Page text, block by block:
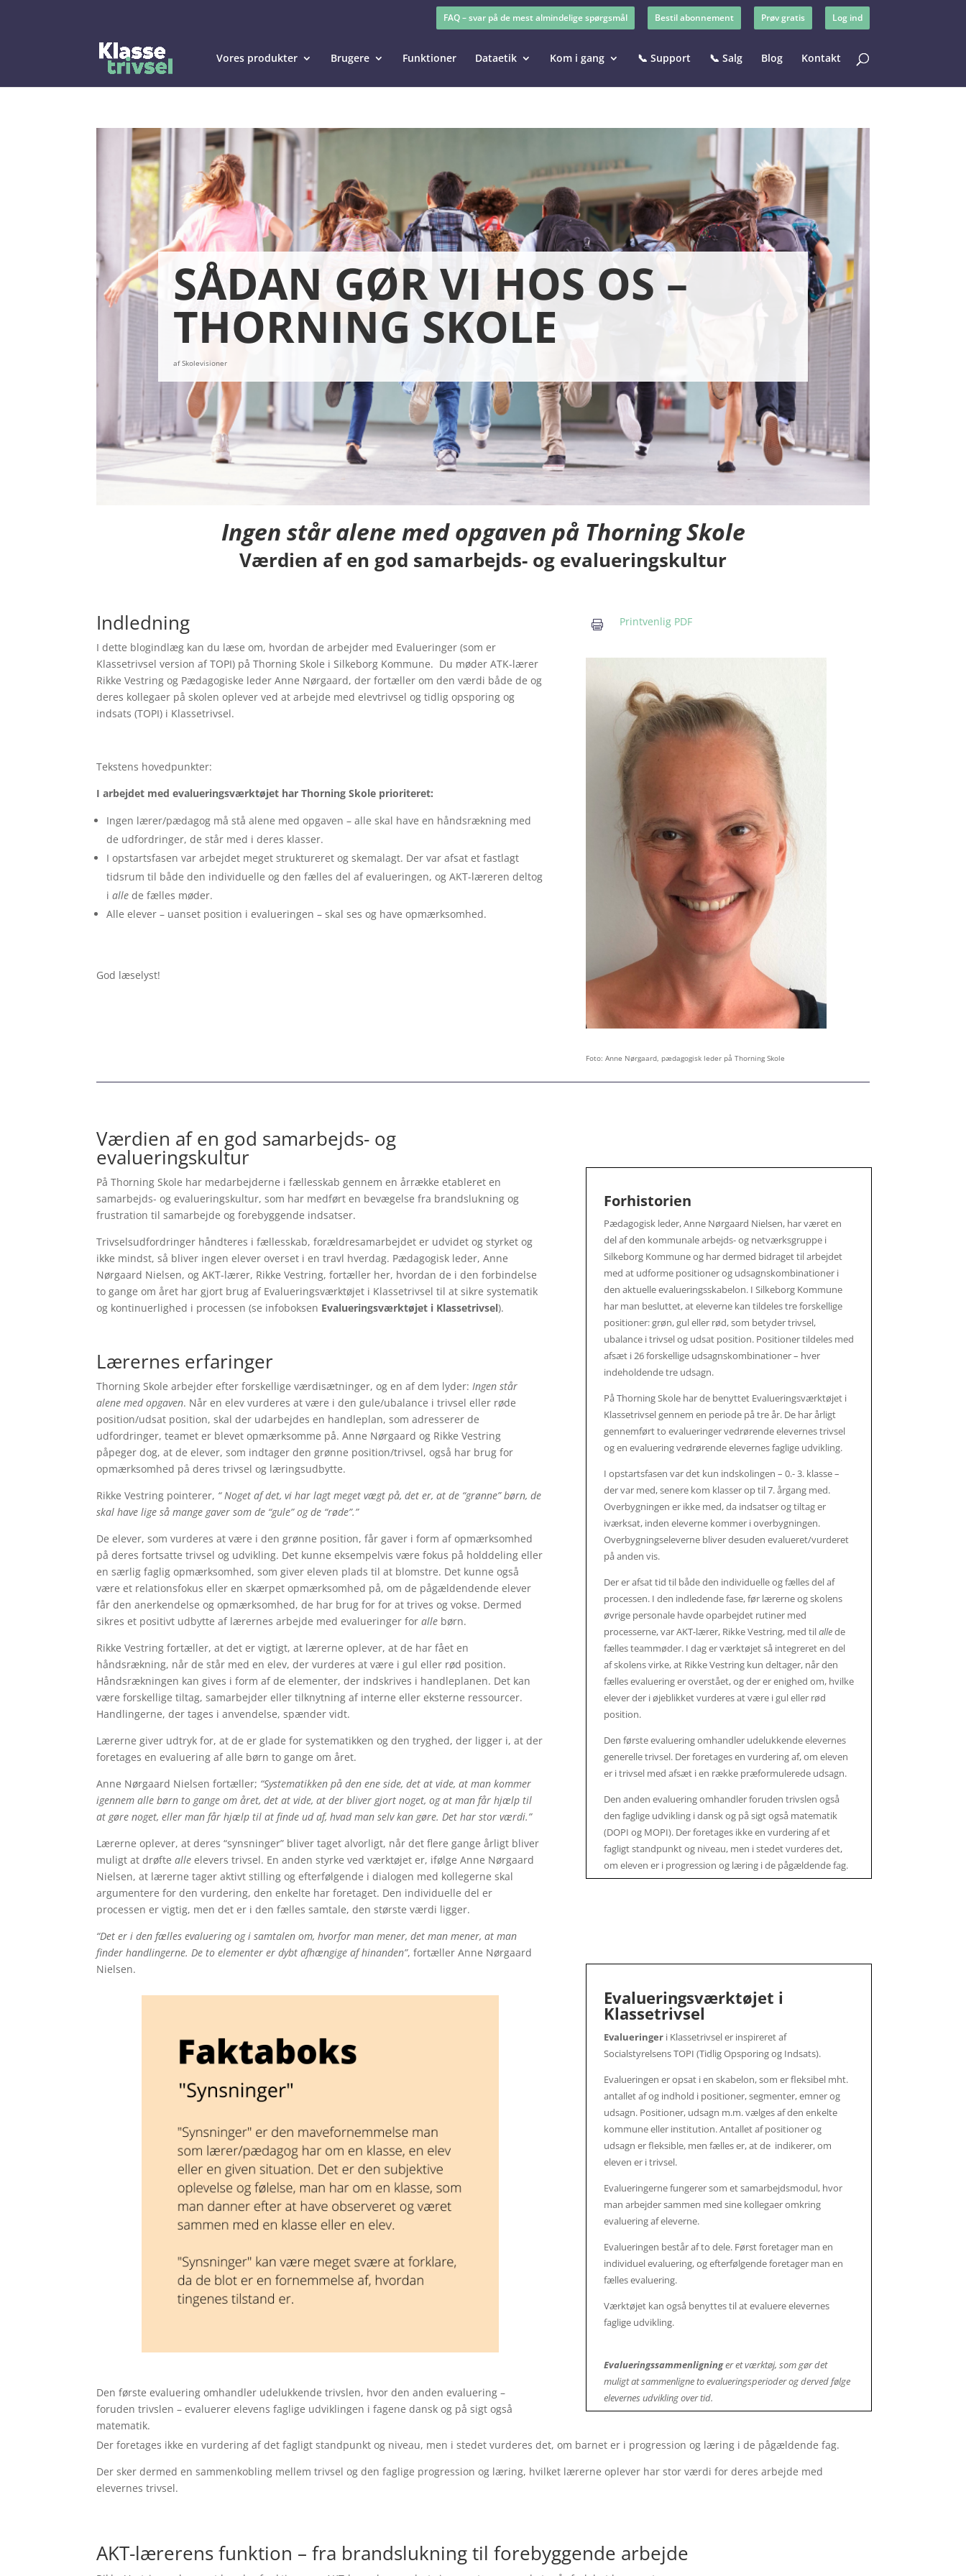
FAQ – svar på de mest almindelige spørgsmål Bestil abonnement Prøv gratis Log ind
Vores produkter Brugere Funktioner Dataetik Kom i gang 📞 Support 📞 Salg Blog Kontakt
SÅDAN GØR VI HOS OS –
THORNING SKOLE
afSkolevisioner
Ingen står alene med opgaven på Thorning Skole
Værdien af en god samarbejds- og evalueringskultur
Indledning
I dette blogindlæg kan du læse om, hvordan de arbejder med Evalueringer (som er
Klassetrivsel version af TOPI) på Thorning Skole i Silkeborg Kommune. Du møder ATK-lærer
Rikke Vestring og Pædagogiske leder Anne Nørgaard, der fortæller om den værdi både de og
deres kollegaer på skolen oplever ved at arbejde med elevtrivsel og tidlig opsporing og
indsats (TOPI) i Klassetrivsel.
Tekstens hovedpunkter:
I arbejdet med evalueringsværktøjet har Thorning Skole prioriteret:
Ingen lærer/pædagog må stå alene med opgaven – alle skal have en håndsrækning med
de udfordringer, de står med i deres klasser.
I opstartsfasen var arbejdet meget struktureret og skemalagt. Der var afsat et fastlagt
tidsrum til både den individuelle og den fælles del af evalueringen, og AKT-læreren deltog
ialle de fælles møder.
Alle elever – uanset position i evalueringen – skal ses og have opmærksomhed.
God læselyst!
 Printvenlig PDF
Foto: Anne Nørgaard, pædagogisk leder på Thorning Skole
Værdien af en god samarbejds- og
evalueringskultur
På Thorning Skole har medarbejderne i fællesskab gennem en årrække etableret en
samarbejds- og evalueringskultur, som har medført en bevægelse fra brandslukning og
frustration til samarbejde og forebyggende indsatser.
Trivselsudfordringer håndteres i fællesskab, forældresamarbejdet er udvidet og styrket og
ikke mindst, så bliver ingen elever overset i en travl hverdag. Pædagogisk leder, Anne
Nørgaard Nielsen, og AKT-lærer, Rikke Vestring, fortæller her, hvordan de i den forbindelse
to gange om året har gjort brug af Evalueringsværktøjet i Klassetrivsel til at sikre systematik
og kontinuerlighed i processen (se infoboksen Evalueringsværktøjet i Klassetrivsel).
Lærernes erfaringer
Thorning Skole arbejder efter forskellige værdisætninger, og en af dem lyder:Ingen står
alene med opgaven. Når en elev vurderes at være i den gule/ubalance i trivsel eller røde
position/udsat position, skal der udarbejdes en handleplan, som adresserer de
udfordringer, teamet er blevet opmærksomme på. Anne Nørgaard og Rikke Vestring
påpeger dog, at de elever, som indtager den grønne position/trivsel, også har brug for
opmærksomhed på deres trivsel og læringsudbytte.
Rikke Vestring pointerer, “ Noget af det, vi har lagt meget vægt på, det er, at de “grønne” børn, de
skal have lige så mange gaver som de “gule” og de “røde”.”
De elever, som vurderes at være i den grønne position, får gaver i form af opmærksomhed
på deres fortsatte trivsel og udvikling. Det kunne eksempelvis være fokus på holddeling eller
en særlig faglig opmærksomhed, som giver eleven plads til at blomstre. Det kunne også
være et relationsfokus eller en skærpet opmærksomhed på, om de pågældendende elever
får den anerkendelse og opmærksomhed, de har brug for for at trives og vokse. Dermed
sikres et positivt udbytte af lærernes arbejde med evalueringer for alle børn.
Rikke Vestring fortæller, at det er vigtigt, at lærerne oplever, at de har fået en
håndsrækning, når de står med en elev, der vurderes at være i gul eller rød position.
Håndsrækningen kan gives i form af de elementer, der indskrives i handleplanen. Det kan
være forskellige tiltag, samarbejder eller tilknytning af interne eller eksterne ressourcer.
Handlingerne, der tages i anvendelse, spænder vidt.
Lærerne giver udtryk for, at de er glade for systematikken og den tryghed, der ligger i, at der
foretages en evaluering af alle børn to gange om året.
Anne Nørgaard Nielsen fortæller; “Systematikken på den ene side, det at vide, at man kommer
igennem alle børn to gange om året, det at vide, at der bliver gjort noget, og at man får hjælp til
at gøre noget, eller man får hjælp til at finde ud af, hvad man selv kan gøre. Det har stor værdi.”
Lærerne oplever, at deres “synsninger” bliver taget alvorligt, når det flere gange årligt bliver
muligt at drøftealle elevers trivsel. En anden styrke ved værktøjet er, ifølge Anne Nørgaard
Nielsen, at lærerne tager aktivt stilling og efterfølgende i dialogen med kollegerne skal
argumentere for den vurdering, den enkelte har foretaget. Den individuelle del er
processen er vigtig, men det er i den fælles samtale, den største værdi ligger.
“Det er i den fælles evaluering og i samtalen om, hvorfor man mener, det man mener, at man
finder handlingerne. De to elementer er dybt afhængige af hinanden”, fortæller Anne Nørgaard
Nielsen.
Forhistorien
Pædagogisk leder, Anne Nørgaard Nielsen, har været en
del af den kommunale arbejds- og netværksgruppe i
Silkeborg Kommune og har dermed bidraget til arbejdet
med at udforme positioner og udsagnskombinationer i
den aktuelle evalueringsskabelon. I Silkeborg Kommune
har man besluttet, at eleverne kan tildeles tre forskellige
positioner: grøn, gul eller rød, som betyder trivsel,
ubalance i trivsel og udsat position. Positioner tildeles med
afsæt i 26 forskellige udsagnskombinationer – hver
indeholdende tre udsagn.
På Thorning Skole har de benyttet Evalueringsværktøjet i
Klassetrivsel gennem en periode på tre år. De har årligt
gennemført to evalueringer vedrørende elevernes trivsel
og en evaluering vedrørende elevernes faglige udvikling.
I opstartsfasen var det kun indskolingen – 0.- 3. klasse –
der var med, senere kom klasser op til 7. årgang med.
Overbygningen er ikke med, da indsatser og tiltag er
iværksat, inden eleverne kommer i overbygningen.
Overbygningseleverne bliver desuden evalueret/vurderet
på anden vis.
Der er afsat tid til både den individuelle og fælles del af
processen. I den indledende fase, før lærerne og skolens
øvrige personale havde oparbejdet rutiner med
processerne, var AKT-lærer, Rikke Vestring, med tilallede
fælles teammøder. I dag er værktøjet så integreret en del
af skolens virke, at Rikke Vestring kun deltager, når den
fælles evaluering er overstået, og der er enighed om, hvilke
elever der i øjeblikket vurderes at være i gul eller rød
position.
Den første evaluering omhandler udelukkende elevernes
generelle trivsel. Der foretages en vurdering af, om eleven
er i trivsel med afsæt i en række præformulerede udsagn.
Den anden evaluering omhandler foruden trivslen også
den faglige udvikling i dansk og på sigt også matematik
(DOPI og MOPI). Der foretages ikke en vurdering af et
fagligt standpunkt og niveau, men i stedet vurderes det,
om eleven er i progression og læring i de pågældende fag.
Den første evaluering omhandler udelukkende trivslen, hvor den anden evaluering –
foruden trivslen – evaluerer elevens faglige udviklingen i fagene dansk og på sigt også
matematik.
Evalueringsværktøjet i
Klassetrivsel
Evalueringeri Klassetrivsel er inspireret af
Socialstyrelsens TOPI (Tidlig Opsporing og Indsats).
Evalueringen er opsat i en skabelon, som er fleksibel mht.
antallet af og indhold i positioner, segmenter, emner og
udsagn. Positioner, udsagn m.m. vælges af den enkelte
kommune eller institution. Antallet af positioner og
udsagn er fleksible, men fælles er, at de indikerer, om
eleven er i trivsel.
Evalueringerne fungerer som et samarbejdsmodul, hvor
man arbejder sammen med sine kollegaer omkring
evaluering af eleverne.
Evalueringen består af to dele. Først foretager man en
individuel evaluering, og efterfølgende foretager man en
fælles evaluering.
Værktøjet kan også benyttes til at evaluere elevernes
faglige udvikling.
Evalueringssammenligninger et værktøj, som gør det
muligt at sammenligne to evalueringsperioder og derved følge
elevernes udvikling over tid.
Der foretages ikke en vurdering af det fagligt standpunkt og niveau, men i stedet vurderes det, om barnet er i progression og læring i de pågældende fag.
Der sker dermed en sammenkobling mellem trivsel og den faglige progression og læring, hvilket lærerne oplever har stor værdi for deres arbejde med
elevernes trivsel.
AKT-lærerens funktion – fra brandslukning til forebyggende arbejde